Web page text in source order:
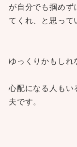
が自分でも掴めず
てくれ、と思って
ゆっくりかもしれ
心配になる人もい
夫です。